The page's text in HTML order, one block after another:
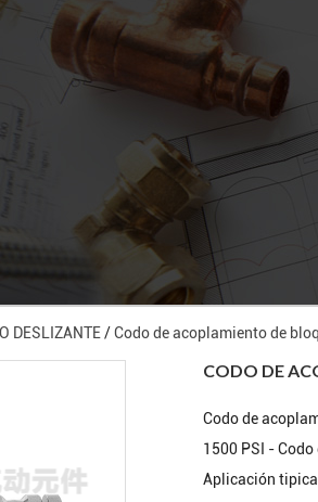
DESLIZANTE/Codo de acoplamiento de
CODO DE
Codo de
1500 PSI -
Aplicación